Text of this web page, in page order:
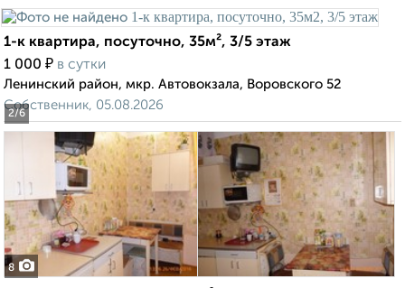
2/6
1-к квартира, посуточно, 35м², 3/5 этаж
1 000 ₽ в сутки
Ленинский район, мкр. Автовокзала, Воровского 52
Собственник, 05.08.2026
8